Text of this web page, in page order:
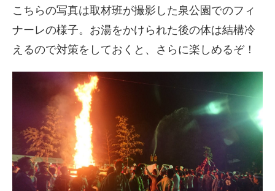
こちらの写真は取材班が撮影した泉公園でのフィ
ナーレの様子。お湯をかけられた後の体は結構冷
えるので対策をしておくと、さらに楽しめるぞ！